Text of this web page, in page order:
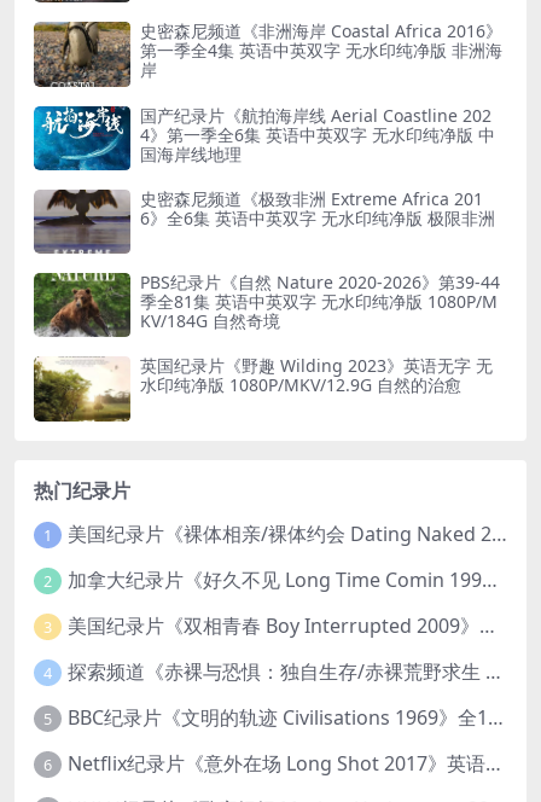
史密森尼频道《非洲海岸 Coastal Africa 2016》
第一季全4集 英语中英双字 无水印纯净版 非洲海
岸
国产纪录片《航拍海岸线 Aerial Coastline 202
4》第一季全6集 英语中英双字 无水印纯净版 中
国海岸线地理
史密森尼频道《极致非洲 Extreme Africa 201
6》全6集 英语中英双字 无水印纯净版 极限非洲
PBS纪录片《自然 Nature 2020-2026》第39-44
季全81集 英语中英双字 无水印纯净版 1080P/M
KV/184G 自然奇境
英国纪录片《野趣 Wilding 2023》英语无字 无
水印纯净版 1080P/MKV/12.9G 自然的治愈
热门纪录片
1 美国纪录片《裸体相亲/裸体约会 Dating Naked 2014-2016》第1-3季全33集 英语中英双字 无水印纯净版 1080P/MKV/85.6G 裸体相亲真人秀
2 加拿大纪录片《好久不见 Long Time Comin 1993》英语中英双字 官方纯净版 1080P/MKV/1G 女同性艺术家
3 美国纪录片《双相青春 Boy Interrupted 2009》英语中英双字 官方纯净版 1080P/MKV/1.43G 青少年躁郁症
4 探索频道《赤裸与恐惧：独自生存/赤裸荒野求生 Naked and Afraid: Solo 2023》第一季全8集 英语中英双字 官方纯净版 高码1080P/MKV/45.4G
5 BBC纪录片《文明的轨迹 Civilisations 1969》全13集 英语中英双字 高清收藏版 1080P/MKV/64.1G 西方艺术史话
6 Netflix纪录片《意外在场 Long Shot 2017》英语中字 720P/NKV/1.06GB 美国谋杀误判案件